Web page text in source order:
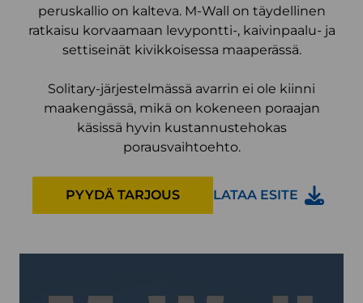
peruskallio on kalteva. M-Wall on täydellinen
ratkaisu korvaamaan levypontti-, kaivinpaalu- ja
settiseinät kivikkoisessa maaperässä.
Solitary-järjestelmässä avarrin ei ole kiinni
maakengässä, mikä on kokeneen poraajan
käsissä hyvin kustannustehokas
porausvaihtoehto.
PYYDÄ TARJOUS LATAA ESITE